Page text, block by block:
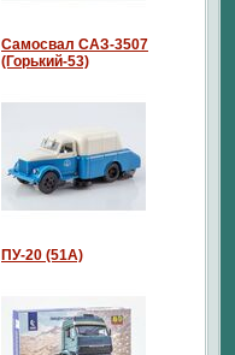
Самосвал САЗ-3507
(Горький-53)
ПУ-20 (51А)